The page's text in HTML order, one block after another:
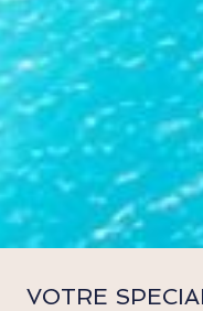
VOTRE